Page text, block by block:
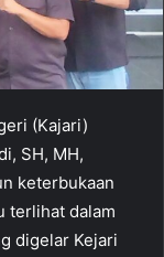
(Kajari)
SH, MH,
keterbukaan
terlihat dalam
digelar Kejari